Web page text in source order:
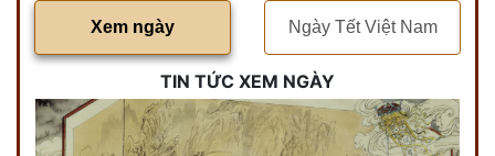
Xem ngày Ngày Tết Việt Nam
TIN TỨC XEM NGÀY